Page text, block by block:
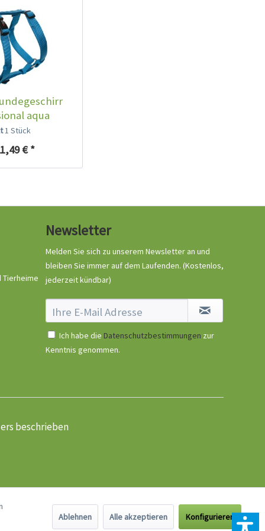
aqua
1 Stück
€ *
Ruffwear Crag Collar
Granite Gray
Inhalt1 Stück
Ruffwear Flat Out
Tierheime
Newsletter
Melden Sie sich zu unserem Newsletter an und
bleiben Sie immer auf dem Laufenden. (Kostenlos,
jederzeit kündbar)
Ich habe die Datenschutzbestimmungen zur
Kenntnis genommen.
beschrieben
Ablehnen Alle akzeptieren Konfigurieren